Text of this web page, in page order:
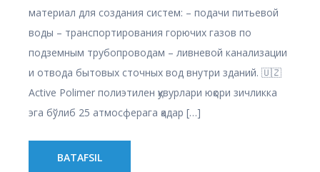
материал для создания систем: – подачи питьевой
воды – транспортирования горючих газов по
подземным трубопроводам – ливневой канализации
и отвода бытовых сточных вод внутри зданий. 🇺🇿
Active Polimer полиэтилен қувурлари юқори зичликка
эга бўлиб 25 атмосферага қадар […]
BATAFSIL